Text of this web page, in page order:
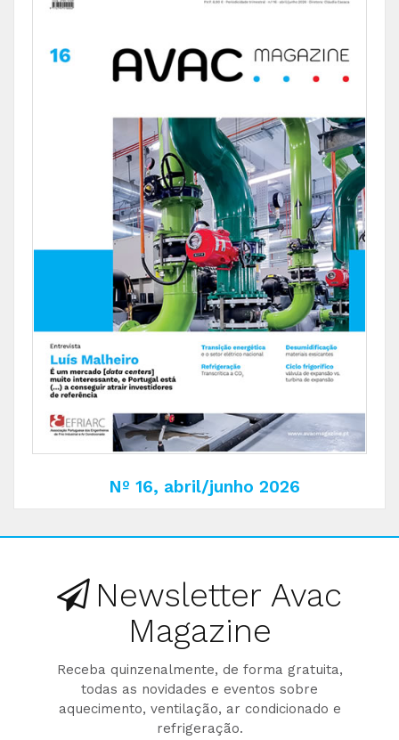
Nº 16, abril/junho 2026
Newsletter Avac
Magazine
Receba quinzenalmente, de forma gratuita,
todas as novidades e eventos sobre
aquecimento, ventilação, ar condicionado e
refrigeração.